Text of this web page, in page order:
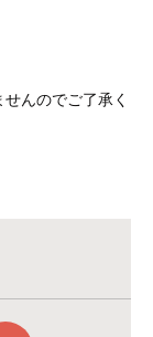
んのでご了承く